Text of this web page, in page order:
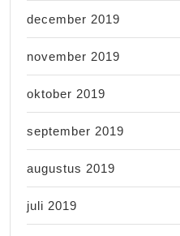
december 2019
november 2019
oktober 2019
september 2019
augustus 2019
juli 2019